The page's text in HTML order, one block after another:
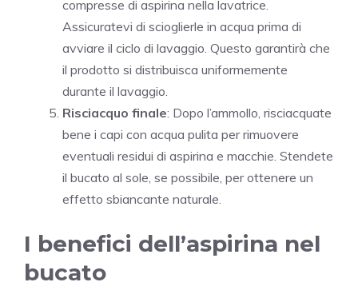
compresse di aspirina nella lavatrice.
Assicuratevi di scioglierle in acqua prima di
avviare il ciclo di lavaggio. Questo garantirà che
il prodotto si distribuisca uniformemente
durante il lavaggio.
Risciacquo finale: Dopo l’ammollo, risciacquate
bene i capi con acqua pulita per rimuovere
eventuali residui di aspirina e macchie. Stendete
il bucato al sole, se possibile, per ottenere un
effetto sbiancante naturale.
I benefici dell’aspirina nel
bucato